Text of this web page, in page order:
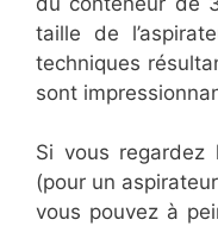
taille de
techniques
sont
Si vous regardez
(pour un
vous pouvez à